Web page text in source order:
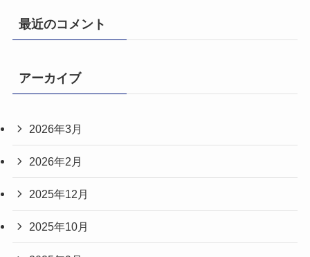
最近のコメント
アーカイブ
2026年3月
2026年2月
2025年12月
2025年10月